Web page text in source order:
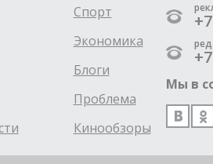
Спорт
Экономика
Блоги
Проблема
Кинообзоры
Мы в